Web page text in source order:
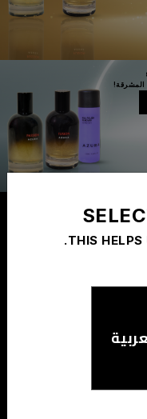
THIS HELPS